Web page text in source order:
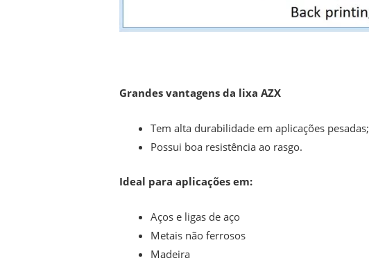
Grandes vantagens da lixa AZX
Tem alta durabilidade em aplicações pesadas;
Possui boa resistência ao rasgo.
Ideal para aplicações em:
Aços e ligas de aço
Metais não ferrosos
Madeira